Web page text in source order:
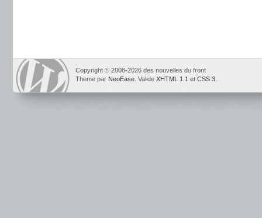
Copyright © 2008-2026 des nouvelles du front
Theme par NeoEase . Valide XHTML 1.1 et CSS 3